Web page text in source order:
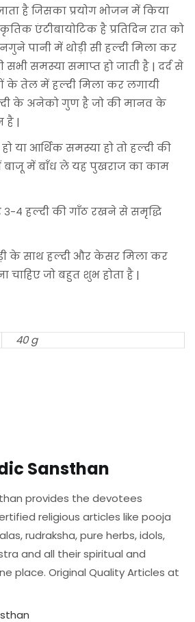
है जिसका प्रयोग भोजन में किया
एंटीबायोटिक है प्रतिदिन रात को
पानी में थोड़ी सी हल्दी मिला कर
समस्या समाप्त हो जाती है | दर्द से
के तेल में हल्दी मिला कर लगायी
के अनेको गुण है जो की मानव के
है |
या आर्थिक समस्या हो तो हल्दी की
में बाँध ले यह पुखराज का काम
४ हल्दी की गाँठ रखने से समृद्धि
के साथ हल्दी और केसर मिला कर
जो बहुत शुभ होता है |
40 g
Sansthan
provides the devotees
religious articles like pooja
rudraksha, pure herbs, idols,
and all their spiritual and
place. Original Quality Articles at